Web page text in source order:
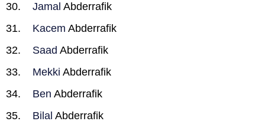
Jamal Abderrafik
Kacem Abderrafik
Saad Abderrafik
Mekki Abderrafik
Ben Abderrafik
Bilal Abderrafik